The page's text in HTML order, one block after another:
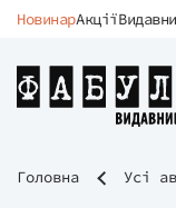
НовинарАкції
Головна Усі